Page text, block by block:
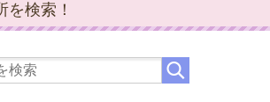
を検索！